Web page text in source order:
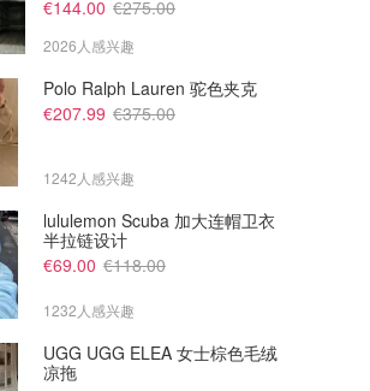
€144.00 €275.00
2026人感兴趣
Polo Ralph Lauren 驼色夹克
€207.99 €375.00
1242人感兴趣
lululemon Scuba 加大连帽卫衣
半拉链设计
€69.00 €118.00
1232人感兴趣
UGG UGG ELEA 女士棕色毛绒
凉拖